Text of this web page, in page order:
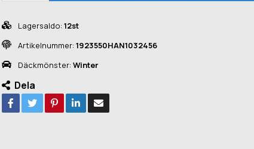
Lagersaldo: 12st
Artikelnummer: 1923550HAN1032456
Däckmönster: Winter
Dela